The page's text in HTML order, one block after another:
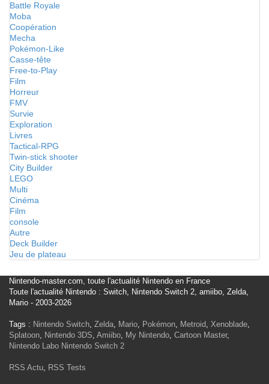
Battle Royale
Moba
Coopération
Mecha
Pokémon-Like
Casse-tête
Free-to-Play
Film
Horreur
FMV
Survie
Exploration
Livres
Tactical-RPG
Twin-stick shooter
City Builder
LEGO
Multi
Cinéma
Film
console
Autre
Deck Builder
Jeu de plateau
Nintendo-master.com, toute l'actualité Nintendo en France
Toute l'actualité Nintendo : Switch, Nintendo Switch 2, amiibo, Zelda,
Mario - 2003-2026
Tags : Nintendo Switch, Zelda, Mario, Pokémon, Metroid, Xenoblade,
Splatoon, Nintendo 3DS, Amiibo, My Nintendo, Cartoon Master,
Nintendo Labo Nintendo Switch 2
RSS Actu, RSS Tests